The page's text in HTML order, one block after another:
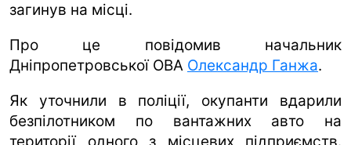
загинув на місці.
Про це повідомив начальник
Дніпропетровської ОВА Олександр Ганжа.
Як уточнили в поліції, окупанти вдарили
безпілотником по вантажних авто на